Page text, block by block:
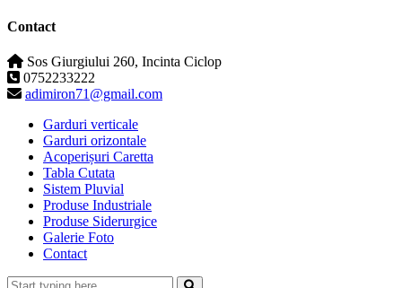
Contact
Sos Giurgiului 260, Incinta Ciclop
0752233222
adimiron71@gmail.com
Garduri verticale
Garduri orizontale
Acoperișuri Caretta
Tabla Cutata
Sistem Pluvial
Produse Industriale
Produse Siderurgice
Galerie Foto
Contact